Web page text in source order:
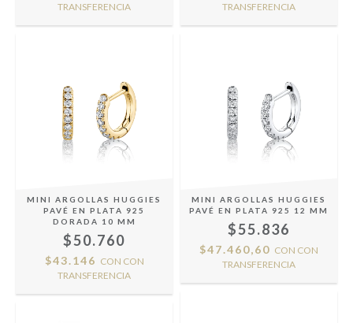
TRANSFERENCIA
TRANSFERENCIA
MINI ARGOLLAS HUGGIES
PAVÉ EN PLATA 925
DORADA 10 MM
$50.760
$43.146 CON CON
TRANSFERENCIA
MINI ARGOLLAS HUGGIES
PAVÉ EN PLATA 925 12 MM
$55.836
$47.460,60 CON CON
TRANSFERENCIA